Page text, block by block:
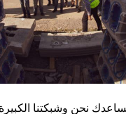
نحن وشبكتنا